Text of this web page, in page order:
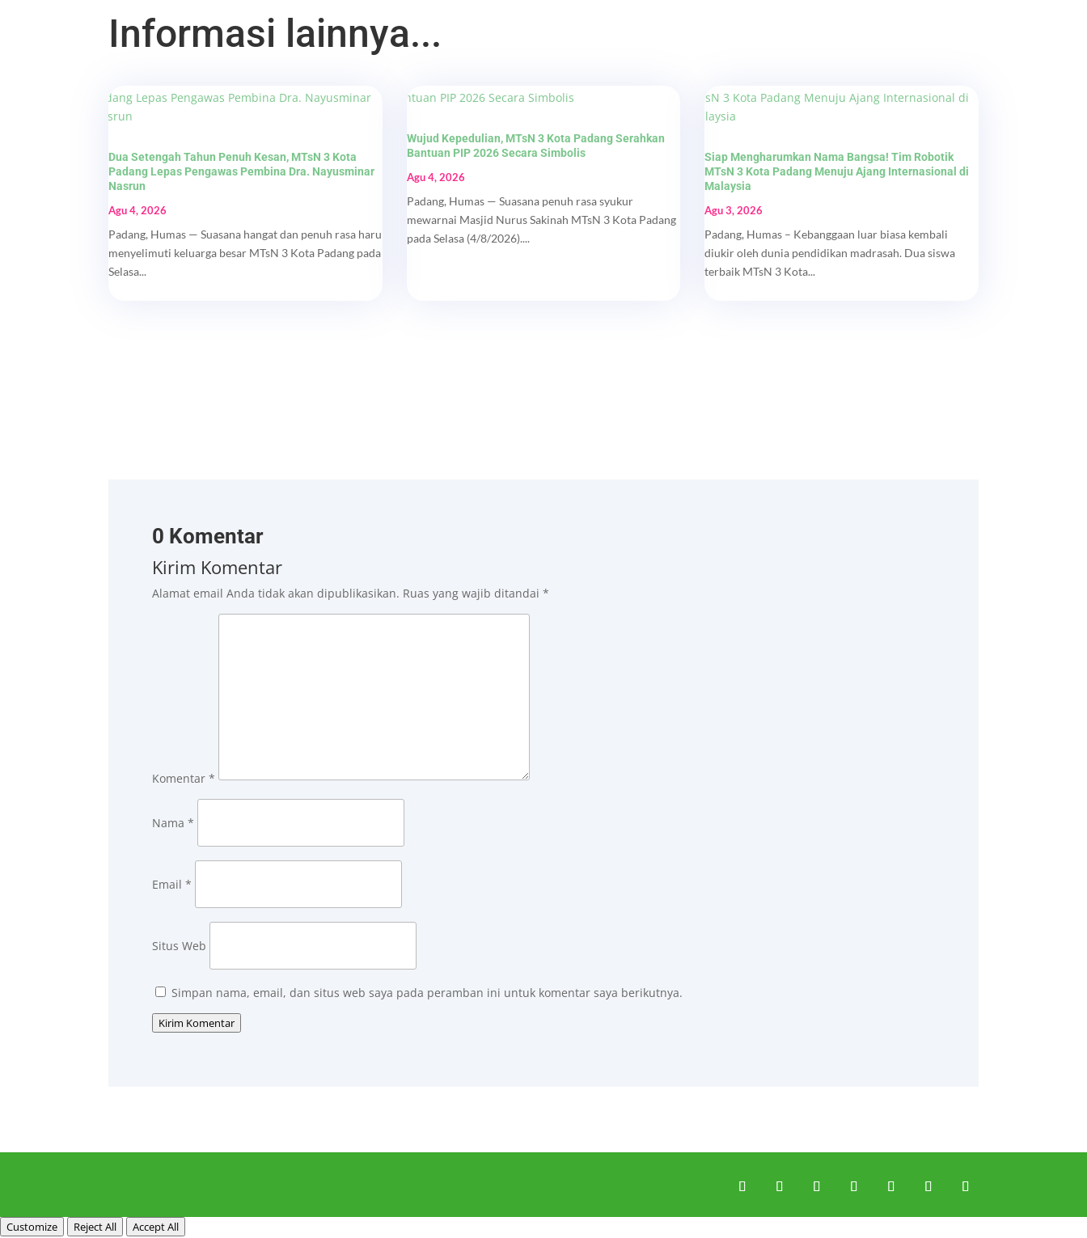
Informasi lainnya...
Dua Setengah Tahun Penuh Kesan, MTsN 3 Kota
Padang Lepas Pengawas Pembina Dra. Nayusminar
Nasrun
Agu 4, 2026
Padang, Humas — Suasana hangat dan penuh rasa haru
menyelimuti keluarga besar MTsN 3 Kota Padang pada
Selasa...
Wujud Kepedulian, MTsN 3 Kota Padang Serahkan
Bantuan PIP 2026 Secara Simbolis
Agu 4, 2026
Padang, Humas — Suasana penuh rasa syukur
mewarnai Masjid Nurus Sakinah MTsN 3 Kota Padang
pada Selasa (4/8/2026)....
Siap Mengharumkan Nama Bangsa! Tim Robotik
MTsN 3 Kota Padang Menuju Ajang Internasional di
Malaysia
Agu 3, 2026
Padang, Humas – Kebanggaan luar biasa kembali
diukir oleh dunia pendidikan madrasah. Dua siswa
terbaik MTsN 3 Kota...
0 Komentar
Kirim Komentar
Alamat email Anda tidak akan dipublikasikan. Ruas yang wajib ditandai*
Komentar*
Nama*
Email*
Situs Web
Simpan nama, email, dan situs web saya pada peramban ini untuk komentar saya berikutnya.
Kirim Komentar
Customize Reject All Accept All